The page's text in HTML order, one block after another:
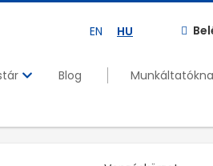
EN HU
Blog